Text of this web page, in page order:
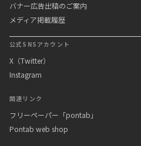
バナー広告出稿のご案内
メディア掲載履歴
公式SNSアカウント
X（Twitter）
Instagram
関連リンク
フリーペーパー「pontab」
Pontab web shop